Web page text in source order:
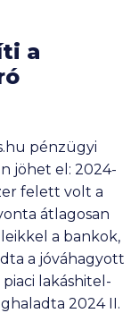
a
pénzügyi
jöhet el: 2024-
felett volt a
átlagosan
a bankok,
a jóváhagyott
lakáshitel-
2024 II.